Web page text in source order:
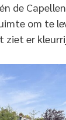
de
om te
ziet er